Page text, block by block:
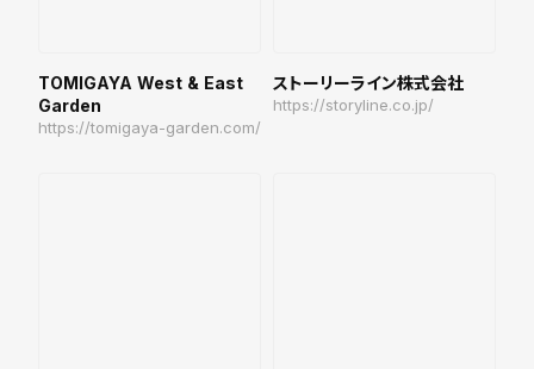
TOMIGAYA West & East
Garden
https://tomigaya-garden.com/
ストーリーライン株式会社
https://storyline.co.jp/